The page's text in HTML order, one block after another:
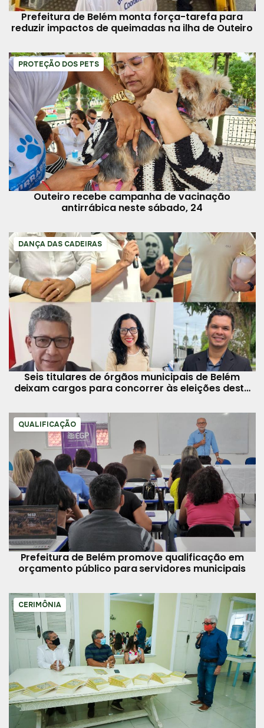
Prefeitura de Belém monta força-tarefa para
reduzir impactos de queimadas na ilha de Outeiro
PROTEÇÃO DOS PETS
Outeiro recebe campanha de vacinação
antirrábica neste sábado, 24
DANÇA DAS CADEIRAS
Seis titulares de órgãos municipais de Belém
deixam cargos para concorrer às eleições deste
QUALIFICAÇÃO
Prefeitura de Belém promove qualificação em
orçamento público para servidores municipais
CERIMÔNIA